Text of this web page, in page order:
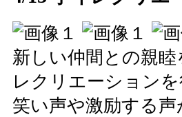
新しい仲間との親
レクリエーション
笑い声や激励する